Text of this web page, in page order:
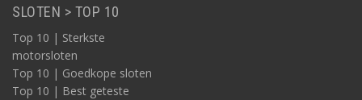
SLOTEN > TOP 10
Top 10 | Sterkste
motorsloten
Top 10 | Goedkope sloten
Top 10 | Best geteste